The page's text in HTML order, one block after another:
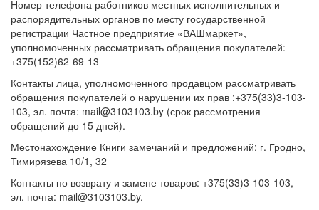
Номер телефона работников местных исполнительных и
распорядительных органов по месту государственной
регистрации Частное предприятие «ВАШмаркет»,
уполномоченных рассматривать обращения покупателей:
+375(152)62-69-13
Контакты лица, уполномоченного продавцом рассматривать
обращения покупателей о нарушении их прав :+375(33)3-103-
103, эл. почта: mail@3103103.by (срок рассмотрения
обращений до 15 дней).
Местонахождение Книги замечаний и предложений: г. Гродно,
Тимирязева 10/1, 32
Контакты по возврату и замене товаров: +375(33)3-103-103,
эл. почта: mail@3103103.by.